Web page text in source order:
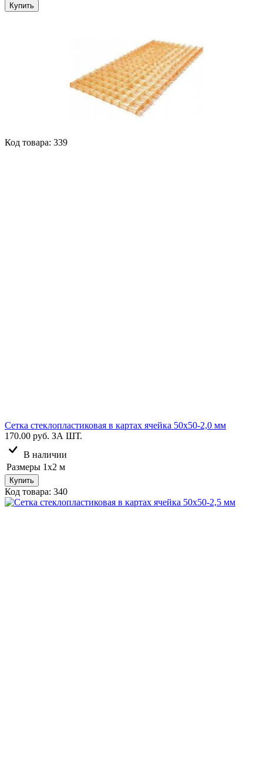
Купить
Код товара: 339
Сетка стеклопластиковая в картах ячейка 50х50-2,0 мм
170.00 руб. ЗА ШТ.
В наличии
Размеры 1х2 м
Купить
Код товара: 340